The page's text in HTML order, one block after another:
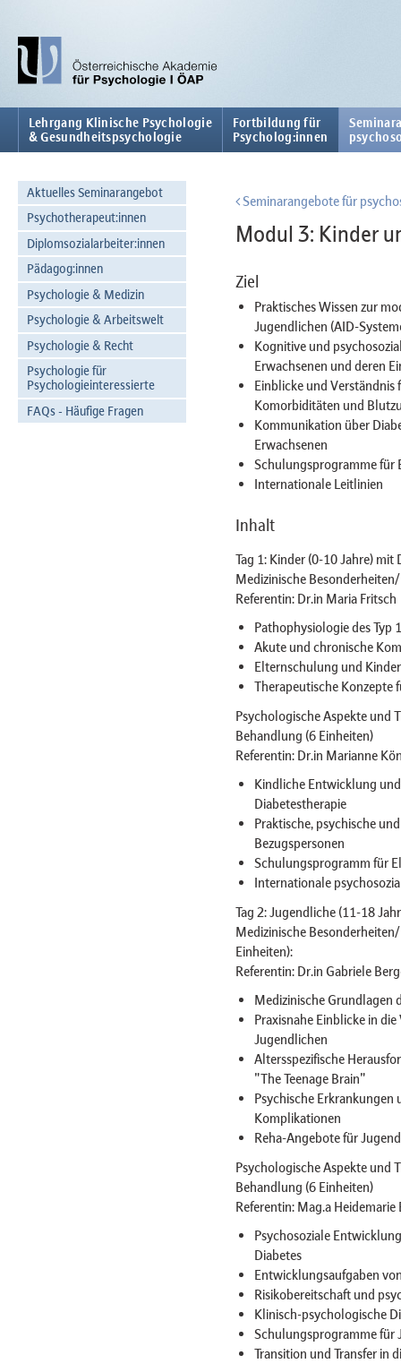
Lehrgang Klinische Psychologie
& Gesundheitspsychologie
Fortbildung für
Psycholog:innen
Aktuelles Seminarangebot
Psychotherapeut:innen
Diplomsozialarbeiter:innen
Pädagog:innen
Psychologie & Medizin
Psychologie & Arbeitswelt
Psychologie & Recht
Psychologie für
Psychologieinteressierte
FAQs - Häufige Fragen
Seminarangebote für
Modul 3: Kinder
Ziel
Praktisches Wissen zur
Jugendlichen (AID-
Kognitive und
Erwachsenen und deren
Einblicke und Verständnis
Komorbiditäten und
Kommunikation über
Erwachsenen
Schulungsprogramme für
Internationale Leitlinien
Inhalt
Tag 1: Kinder (0-10 Jahre) mit
Medizinische
Referentin: Dr.in Maria Fritsch
Pathophysiologie des Typ
Akute und chronische
Elternschulung und
Therapeutische Konzepte
Psychologische Aspekte und
Behandlung (6 Einheiten)
Referentin: Dr.in Marianne
Kindliche Entwicklung
Diabetestherapie
Praktische, psychische
Bezugspersonen
Schulungsprogramm für
Internationale
Tag 2: Jugendliche (11-18
Medizinische
Einheiten):
Referentin: Dr.in Gabriele
Medizinische Grundlagen
Praxisnahe Einblicke in
Jugendlichen
Altersspezifische
"The Teenage Brain"
Psychische Erkrankungen
Komplikationen
Reha-Angebote für
Psychologische Aspekte und
Behandlung (6 Einheiten)
Referentin: Mag.a
Psychosoziale
Diabetes
Entwicklungsaufgaben
Risikobereitschaft und
Klinisch-psychologische
Schulungsprogramme für
Transition und Transfer in